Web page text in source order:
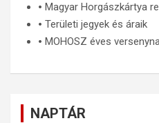
🞄 Magyar Horgászkártya
🞄 Területi jegyek és áraik
🞄 MOHOSZ éves
NAPTÁR